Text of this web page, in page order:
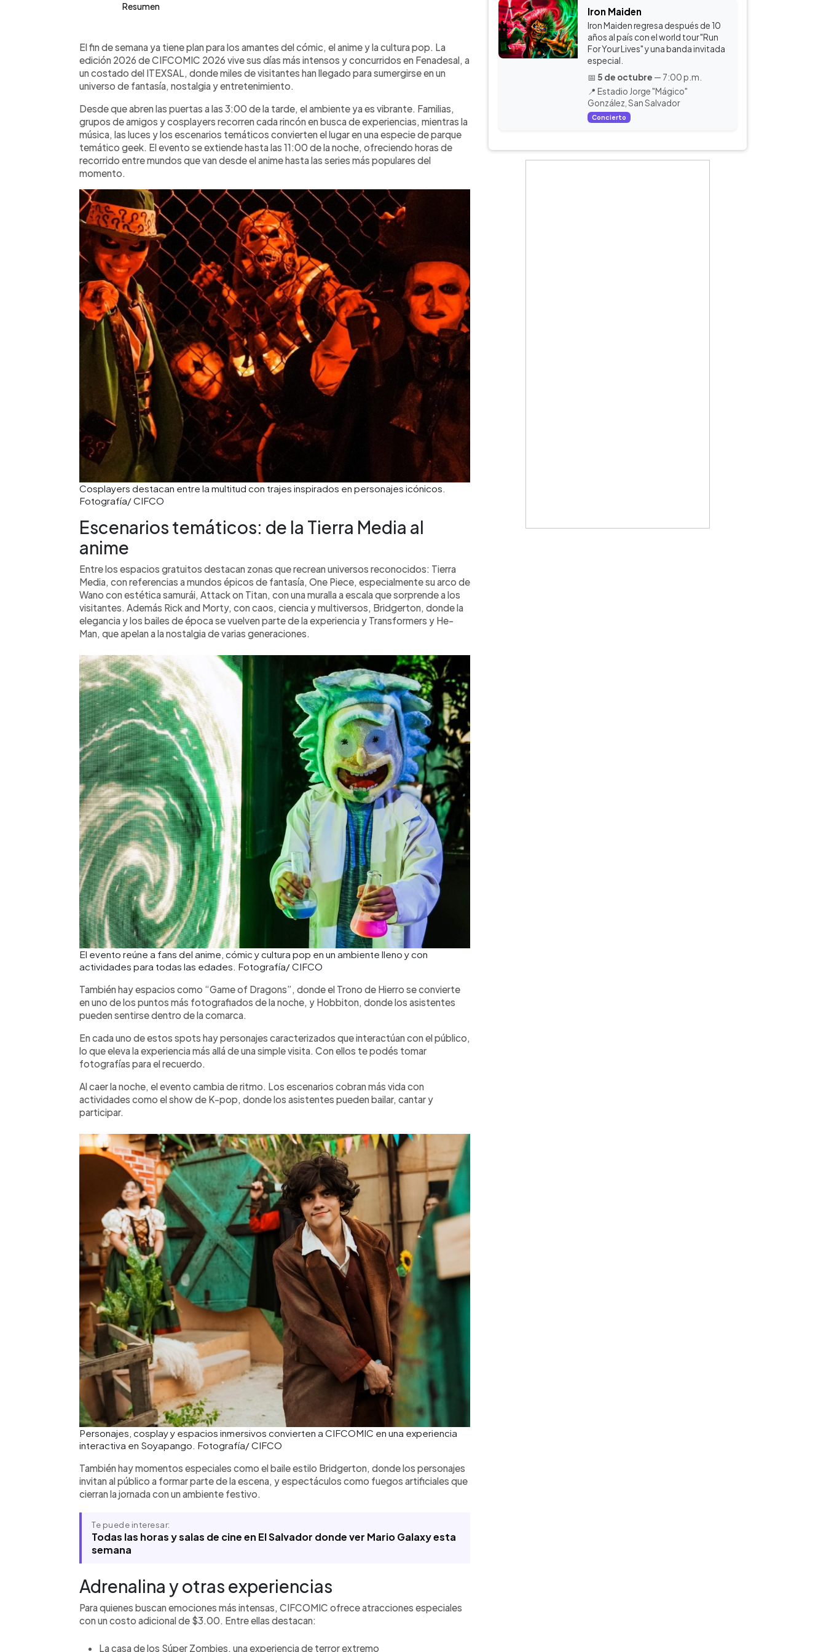
Resumen
Escuchar artículo
CIFCOMIC 2026 se desarrolla en Fenadesal, Soyapango, y vive sus
jornadas más concurridas con una amplia oferta de entretenimiento para
fans del cómic, anime y cultura pop. El evento, que se realiza de 3:00 p.m.
a 11:00 p.m., ofrece escenarios temáticos, spots para fotos con
cuesta $1.50, con opciones adicionales de $3.00. También cuenta con más
de 60 puestos de comida y tiendas especializadas. Hay parqueo
disponible y acceso por diversas rutas de buses, lo que facilita la visita
durante su cierre este fin de semana.
El fin de semana ya tiene plan para los amantes del cómic, el anime y la cultura pop. La
edición 2026 de CIFCOMIC 2026 vive sus días más intensos y concurridos en Fenadesal, a
un costado del ITEXSAL, donde miles de visitantes han llegado para sumergirse en un
universo de fantasía, nostalgia y entretenimiento.
Desde que abren las puertas a las 3:00 de la tarde, el ambiente ya es vibrante. Familias,
grupos de amigos y cosplayers recorren cada rincón en busca de experiencias, mientras la
música, las luces y los escenarios temáticos convierten el lugar en una especie de parque
temático geek. El evento se extiende hasta las 11:00 de la noche, ofreciendo horas de
recorrido entre mundos que van desde el anime hasta las series más populares del
momento.
Cosplayers destacan entre la multitud con trajes inspirados en personajes icónicos.
Fotografía/ CIFCO
Escenarios temáticos: de la Tierra Media al
anime
Entre los espacios gratuitos destacan zonas que recrean universos reconocidos: Tierra
Media, con referencias a mundos épicos de fantasía, One Piece, especialmente su arco de
Wano con estética samurái, Attack on Titan, con una muralla a escala que sorprende a los
visitantes. Además Rick and Morty, con caos, ciencia y multiversos, Bridgerton, donde la
elegancia y los bailes de época se vuelven parte de la experiencia y Transformers y He-
Man, que apelan a la nostalgia de varias generaciones.
El evento reúne a fans del anime, cómic y cultura pop en un ambiente lleno y con
actividades para todas las edades. Fotografía/ CIFCO
También hay espacios como “Game of Dragons”, donde el Trono de Hierro se convierte
en uno de los puntos más fotografiados de la noche, y Hobbiton, donde los asistentes
pueden sentirse dentro de la comarca.
En cada uno de estos spots hay personajes caracterizados que interactúan con el público,
lo que eleva la experiencia más allá de una simple visita. Con ellos te podés tomar
fotografías para el recuerdo.
Al caer la noche, el evento cambia de ritmo. Los escenarios cobran más vida con
actividades como el show de K-pop, donde los asistentes pueden bailar, cantar y
participar.
Personajes, cosplay y espacios inmersivos convierten a CIFCOMIC en una experiencia
interactiva en Soyapango. Fotografía/ CIFCO
También hay momentos especiales como el baile estilo Bridgerton, donde los personajes
invitan al público a formar parte de la escena, y espectáculos como fuegos artificiales que
cierran la jornada con un ambiente festivo.
Te puede interesar:
Todas las horas y salas de cine en El Salvador donde ver Mario Galaxy esta
semana
Adrenalina y otras experiencias
Para quienes buscan emociones más intensas, CIFCOMIC ofrece atracciones especiales
con un costo adicional de $3.00. Entre ellas destacan:
La casa de los Súper Zombies, una experiencia de terror extremo
Iron Maiden
Iron Maiden regresa después de 10
años al país con el world tour "Run
For Your Lives" y una banda invitada
especial.
📅 5 de octubre — 7:00 p.m.
📍 Estadio Jorge "Mágico"
González, San Salvador
Concierto